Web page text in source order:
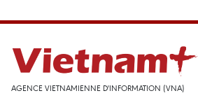
AGENCE VIETNAMIENNE D'INFORMATION (VNA)